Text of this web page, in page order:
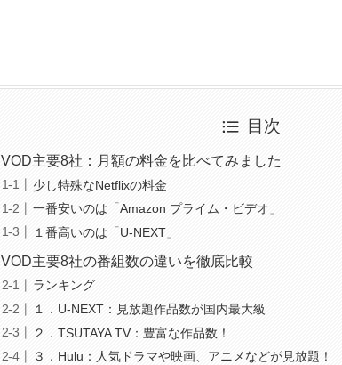
目次
VOD主要8社：月額の料金を比べてみました
少し特殊なNetflixの料金
一番安いのは「Amazon プライム・ビデオ」
１番高いのは「U-NEXT」
VOD主要8社の番組数の違いを徹底比較
ランキング
１．U-NEXT：見放題作品数が国内最大級
２．TSUTAYA TV：豊富な作品数！
３．Hulu：人気ドラマや映画、アニメなどが見放題！